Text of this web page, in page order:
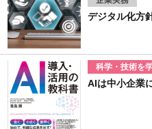
デジタル化方
科学・技術を
AIは中小企業